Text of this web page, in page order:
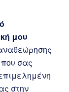
μου
σας
στην